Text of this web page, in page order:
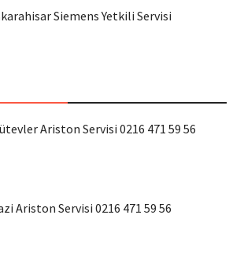
Siemens Yetkili Servisi
Ariston Servisi 0216 471 59 56
Ariston Servisi 0216 471 59 56